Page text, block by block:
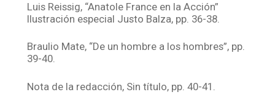
Luis Reissig, “Anatole France en la Acción”
Ilustración especial Justo Balza, pp. 36-38.
Braulio Mate, “De un hombre a los hombres”, pp.
39-40.
Nota de la redacción, Sin título, pp. 40-41.